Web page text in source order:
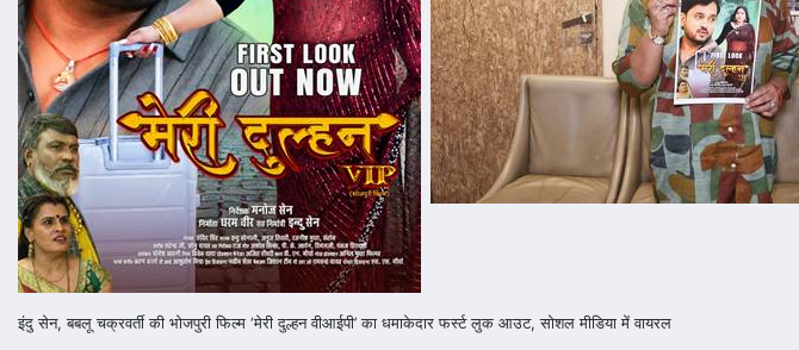
इंदु सेन, बबलू चक्रवर्ती की भोजपुरी फिल्म ‘मेरी दुल्हन वीआईपी’ का धमाकेदार फर्स्ट लुक आउट, सोशल मीडिया में वायरल